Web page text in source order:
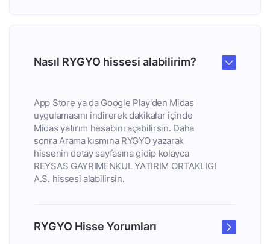
Nasıl RYGYO hissesi alabilirim?
App Store ya da Google Play'den Midas
uygulamasını indirerek dakikalar içinde
Midas yatırım hesabını açabilirsin. Daha
sonra Arama kısmına RYGYO yazarak
hissenin detay sayfasına gidip kolayca
REYSAS GAYRIMENKUL YATIRIM ORTAKLIGI
A.S. hissesi alabilirsin.
RYGYO Hisse Yorumları